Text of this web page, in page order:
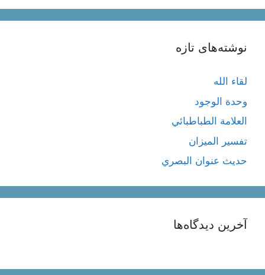
نوشته‌های تازه
لقاء الله
وحدة الوجود
العلامة الطباطبائي
تفسير الميزان
حديث عنوان البصري
آخرین دیدگاه‌ها